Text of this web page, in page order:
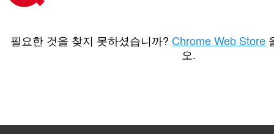
등
급
필요한 것을 찾지 못하셨습니까? Chrome Web Store
오.